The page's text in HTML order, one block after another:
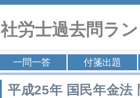
社労士過去問ラ
一問一答 付箋出題
平成25年 国民年金法